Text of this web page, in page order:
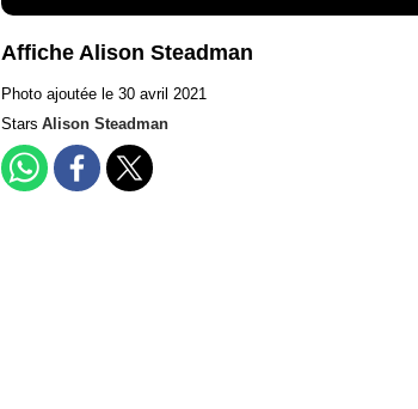
Affiche Alison Steadman
Photo ajoutée le 30 avril 2021
Stars Alison Steadman